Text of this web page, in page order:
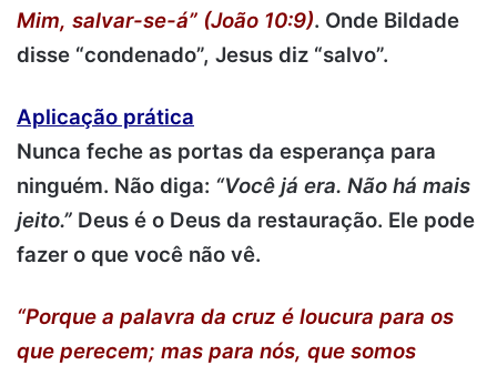
Mim, salvar-se-á” (João 10:9). Onde Bildade
disse “condenado”, Jesus diz “salvo”.
Aplicação prática
Nunca feche as portas da esperança para
ninguém. Não diga: “Você já era. Não há mais
jeito.” Deus é o Deus da restauração. Ele pode
fazer o que você não vê.
“Porque a palavra da cruz é loucura para os
que perecem; mas para nós, que somos